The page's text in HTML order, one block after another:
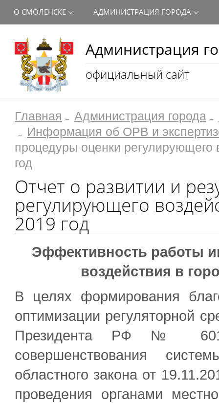
Администрация
официальный сайт
О СМОЛЕНСКЕ АДМИНИСТРАЦИЯ ГОРОДА
Главная Администрация города
Информация об ОРВ и
процедуры оценки регулирующего
год
Отчет о развитии и
регулирующего
2019 год
Эффективность работы
воздействия в
В целях формирования
оптимизации регуляторной
Президента РФ № 601
совершенствования
областного закона от
проведения органами